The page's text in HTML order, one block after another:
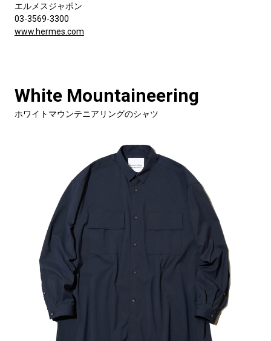
エルメスジャポン
03-3569-3300
www.hermes.com
White Mountaineering
ホワイトマウンテニアリングのシャツ